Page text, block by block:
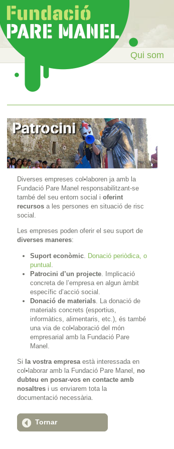
Qui som
Diverses empreses col•laboren ja amb la
Fundació Pare Manel responsabilitzant-se
també del seu entorn social i oferint
recursos a les persones en situació de risc
social.
Les empreses poden oferir el seu suport de
diverses maneres:
Suport econòmic Donació periòdica, o
puntual
Patrocini d’un projecte . Implicació
concreta de l’empresa en algun àmbit
específic d’acció social.
Donació de materials . La donació de
materials concrets (esportius,
informàtics, alimentaris, etc.), és també
una via de col•laboració del món
empresarial amb la Fundació Pare
Manel.
Si la vostra empresa està interessada en
col•laborar amb la Fundació Pare Manel, no
dubteu en posar-vos en contacte amb
nosaltres i us enviarem tota la
documentació necessària.
Tornar